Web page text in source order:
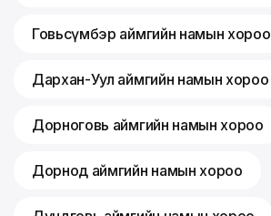
Говьсүмбэр аймгийн намын хороо
Дархан-Уул аймгийн намын хороо
Дорноговь аймгийн намын хороо
Дорнод аймгийн намын хороо